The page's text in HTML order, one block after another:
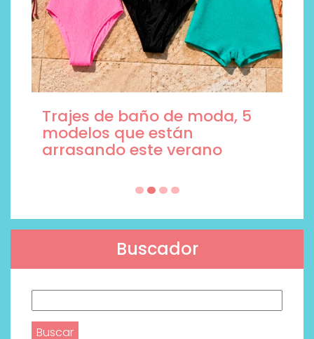
Trajes de baño de moda, 5
modelos que están
arrasando este verano
Buscador